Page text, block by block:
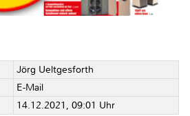
Jörg Ueltgesforth
E-Mail
14.12.2021, 09:01 Uhr